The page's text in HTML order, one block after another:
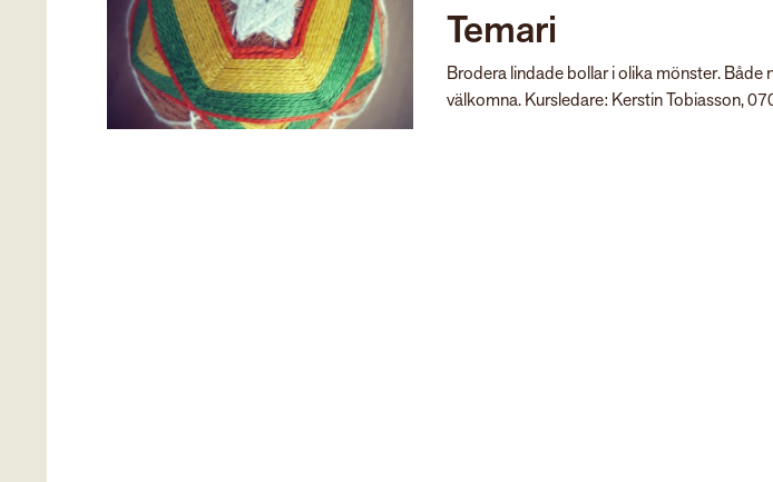
Temari
Brodera lindade bollar i olika mönster.
välkomna. Kursledare: Kerstin Tobiasson,